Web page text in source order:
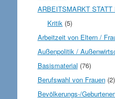
ARBEITSMARKT
Kritik (5)
Arbeitzeit von Eltern /
Außenpolitik /
Basismaterial (76)
Berufswahl von Frauen(2)
Bevölkerungs-/